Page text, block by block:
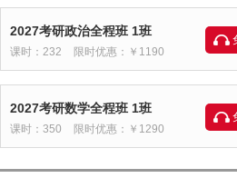
2027考研政治全程班 1班
课时：232 限时优惠：￥1190
2027考研数学全程班 1班
课时：350 限时优惠：￥1290